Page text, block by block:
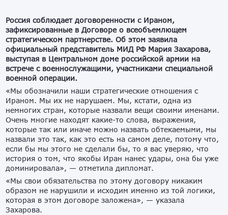
Россия соблюдает договоренности с Ираном,
зафиксированные в Договоре о всеобъемлющем
стратегическом партнерстве. Об этом заявила
официальный представитель МИД РФ Мария Захарова,
выступая в Центральном доме российской армии на
встрече с военнослужащими, участниками специальной
военной операции.
«Мы обозначили наши стратегические отношения с
Ираном. Мы их не нарушаем. Мы, кстати, одна из
немногих стран, которые назвали вещи своими именами.
Очень многие находят какие-то слова, выражения,
которые так или иначе можно назвать обтекаемыми, мы
назвали это так, как это есть на самом деле, потому что,
если бы мы этого не сделали бы, то я вас уверяю, что
история о том, что якобы Иран нанес удары, она бы уже
доминировала», — отметила дипломат.
«Мы свои обязательства по этому договору никаким
образом не нарушили и исходим именно из той логики,
которая в этом договоре заложена», — указала
Захарова.